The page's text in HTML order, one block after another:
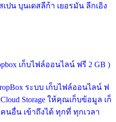
เปน บุนเดสลีก้า เยอรมัน ลีกเอิง
เก็บไฟล์ออนไลน์ ฟรี 2 GB )
ระบบ เก็บไฟล์ออนไลน์ ฟ
Storage ให้คุณเก็บข้อมูล เก็
นอื่น เข้าถึงได้ ทุกที่ ทุกเวลา